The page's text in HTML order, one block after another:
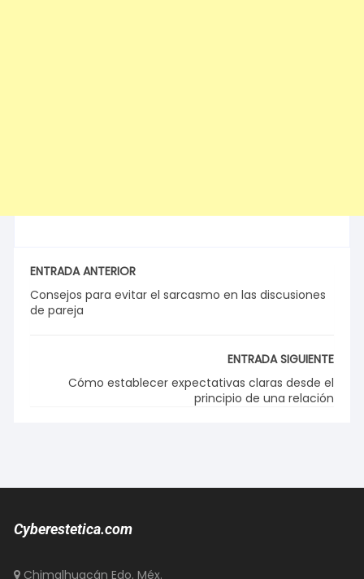
ENTRADA ANTERIOR
Consejos para evitar el sarcasmo en las discusiones
de pareja
ENTRADA SIGUIENTE
Cómo establecer expectativas claras desde el
principio de una relación
Cyberestetica.com
Chimalhuacán Edo. Méx.